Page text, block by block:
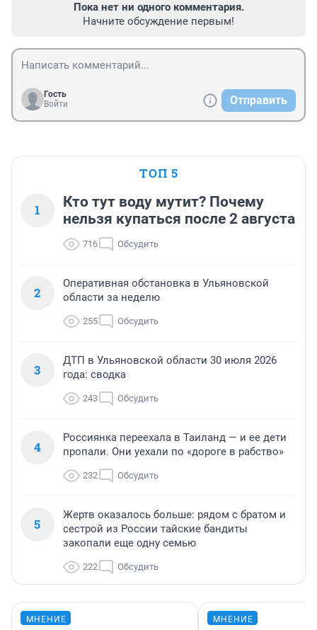
Пока нет ни одного комментария.
Начните обсуждение первым!
Гость
Войти
Отправить
ТОП 5
1
Кто тут воду мутит? Почему
нельзя купаться после 2 августа
716 Обсудить
2
Оперативная обстановка в Ульяновской
области за неделю
255 Обсудить
3
ДТП в Ульяновской области 30 июля 2026
года: сводка
243 Обсудить
4
Россиянка переехала в Таиланд — и ее дети
пропали. Они уехали по «дороге в рабство»
232 Обсудить
5
Жертв оказалось больше: рядом с братом и
сестрой из России тайские бандиты
закопали еще одну семью
222 Обсудить
МНЕНИЕ МНЕНИЕ